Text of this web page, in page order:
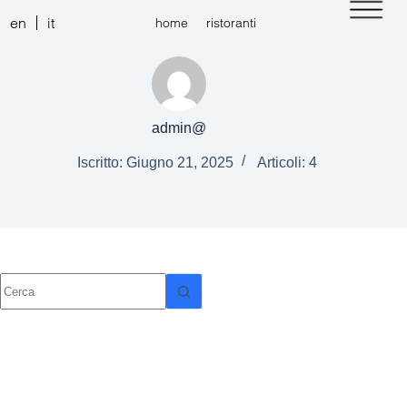
en it home ristoranti
admin@
Iscritto: Giugno 21, 2025 Articoli: 4